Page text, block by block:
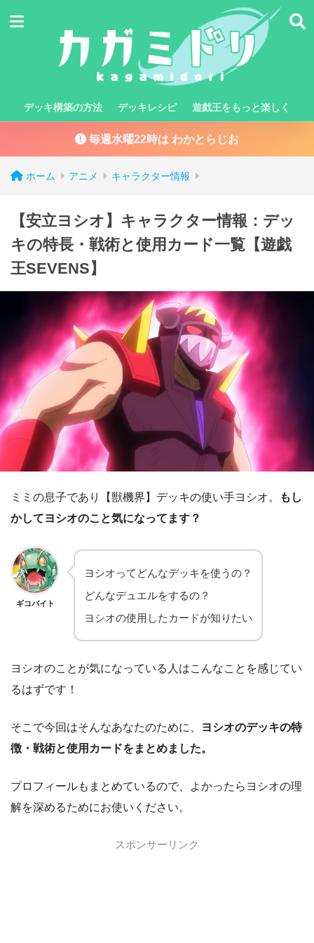
デッキ構築の方法 デッキレシピ 遊戯王をもっと楽しく
毎週水曜22時は わかとらじお
ホーム アニメ キャラクター情報
【安立ヨシオ】キャラクター情報：デッ
キの特長・戦術と使用カード一覧【遊戯
王SEVENS】
ミミの息子であり【獣機界】デッキの使い手ヨシオ。
もし
かしてヨシオのこと気になってます？
ギコバイト
ヨシオってどんなデッキを使うの？
どんなデュエルをするの？
ヨシオの使用したカードが知りたい
ヨシオのことが気になっている人はこんなことを感じてい
るはずです！
そこで今回はそんなあなたのために、
ヨシオのデッキの特
徴・戦術と使用カードをまとめました。
プロフィールもまとめているので、よかったらヨシオの理
解を深めるためにお使いください。
スポンサーリンク